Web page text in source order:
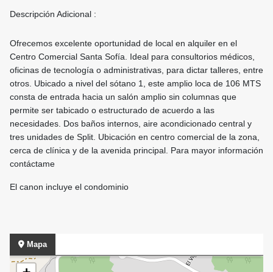
Descripción Adicional :
Ofrecemos excelente oportunidad de local en alquiler en el
Centro Comercial Santa Sofía. Ideal para consultorios médicos,
oficinas de tecnología o administrativas, para dictar talleres, entre
otros. Ubicado a nivel del sótano 1, este amplio loca de 106 MTS
consta de entrada hacia un salón amplio sin columnas que
permite ser tabicado o estructurado de acuerdo a las
necesidades. Dos baños internos, aire acondicionado central y
tres unidades de Split. Ubicación en centro comercial de la zona,
cerca de clínica y de la avenida principal. Para mayor información
contáctame
El canon incluye el condominio
Mapa